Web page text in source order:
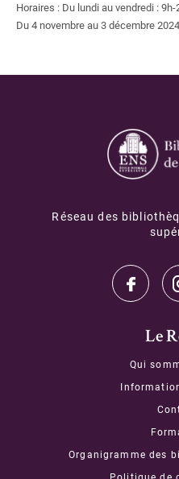
Horaires : Du lundi au vendredi :
Du 4 novembre au 3 décembre 2024
Réseau des
Le
Qui
Organigramme des